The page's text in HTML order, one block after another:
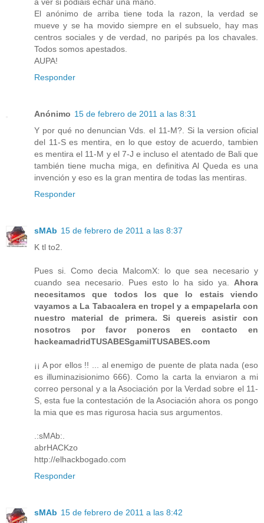
El anónimo de arriba tiene toda la razon, la verdad se
mueve y se ha movido siempre en el subsuelo, hay mas
centros sociales y de verdad, no paripés pa los chavales.
Todos somos apestados.
AUPA!
Responder
Anónimo 15 de febrero de 2011 a las 8:31
Y por qué no denuncian Vds. el 11-M?. Si la version oficial
del 11-S es mentira, en lo que estoy de acuerdo, tambien
es mentira el 11-M y el 7-J e incluso el atentado de Bali que
también tiene mucha miga, en definitiva Al Queda es una
invención y eso es la gran mentira de todas las mentiras.
Responder
sMAb 15 de febrero de 2011 a las 8:37
K tl to2.
Pues si. Como decia MalcomX: lo que sea necesario y
cuando sea necesario. Pues esto lo ha sido ya. Ahora
necesitamos que todos los que lo estais viendo
vayamos a La Tabacalera en tropel y a empapelarla con
nuestro material de primera. Si quereis asistir con
nosotros por favor poneros en contacto en
hackeamadridTUSABESgamilTUSABES.com
¡¡ A por ellos !! ... al enemigo de puente de plata nada (eso
es illuminazisionimo 666). Como la carta la enviaron a mi
correo personal y a la Asociación por la Verdad sobre el 11-
S, esta fue la contestación de la Asociación ahora os pongo
la mia que es mas rigurosa hacia sus argumentos.
.:sMAb:.
abrHACKzo
http://elhackbogado.com
Responder
sMAb 15 de febrero de 2011 a las 8:42